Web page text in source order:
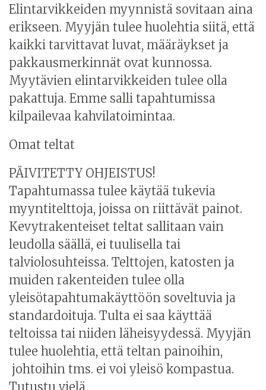
Elintarvikkeiden myynnistä sovitaan aina
erikseen. Myyjän tulee huolehtia siitä, että
kaikki tarvittavat luvat, määräykset ja
pakkausmerkinnät ovat kunnossa.
Myytävien elintarvikkeiden tulee olla
pakattuja. Emme salli tapahtumissa
kilpailevaa kahvilatoimintaa.
Omat teltat
PÄIVITETTY OHJEISTUS!
Tapahtumassa tulee käytää tukevia
myyntitelttoja, joissa on riittävät painot.
Kevytrakenteiset teltat sallitaan vain
leudolla säällä, ei tuulisella tai
talviolosuhteissa. Telttojen, katosten ja
muiden rakenteiden tulee olla
yleisötapahtumakäyttöön soveltuvia ja
standardoituja. Tulta ei saa käyttää
teltoissa tai niiden läheisyydessä. Myyjän
tulee huolehtia, että teltan painoihin,
johtoihin tms. ei voi yleisö kompastua.
Tutustu vielä